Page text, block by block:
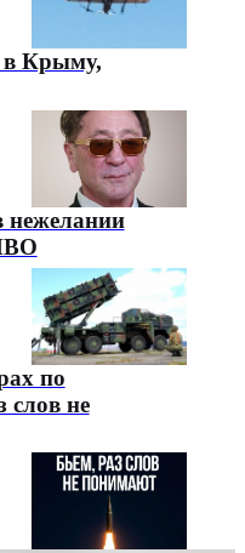
в Крыму,
нежелании
по
слов не